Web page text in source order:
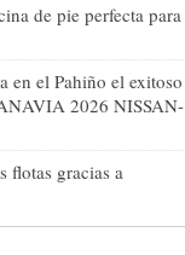
de pie perfecta para
en el Pahiño el exitoso
2026 NISSAN-
flotas gracias a